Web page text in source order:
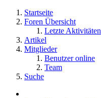
Startseite
Foren Übersicht
Letzte Aktivitäten
Artikel
Mitglieder
Benutzer online
Team
Suche